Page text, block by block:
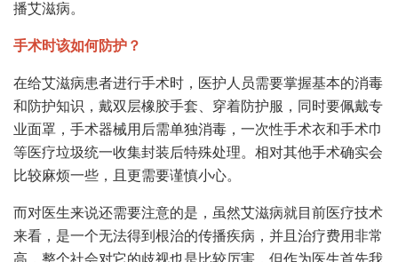
播艾滋病。
手术时该如何防护？
在给艾滋病患者进行手术时，医护人员需要掌握基本的消毒
和防护知识，戴双层橡胶手套、穿着防护服，同时要佩戴专
业面罩，手术器械用后需单独消毒，一次性手术衣和手术巾
等医疗垃圾统一收集封装后特殊处理。相对其他手术确实会
比较麻烦一些，且更需要谨慎小心。
而对医生来说还需要注意的是，虽然艾滋病就目前医疗技术
来看，是一个无法得到根治的传播疾病，并且治疗费用非常